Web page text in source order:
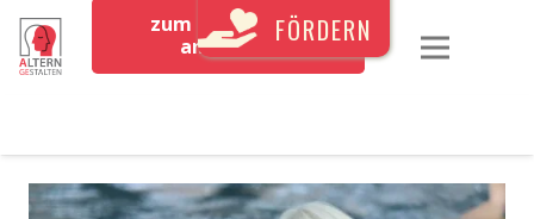
zum Newsletter
anmeldenFÖRDERN